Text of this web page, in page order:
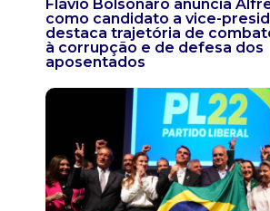
Flávio Bolsonaro anuncia
como candidato a vice-
destaca trajetória de
à corrupção e de defesa dos
aposentados